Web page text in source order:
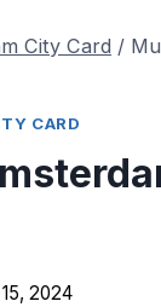
City Card /
CARD
2024